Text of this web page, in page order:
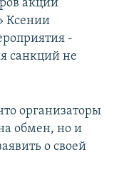
акции
Ксении
-
санкций не
организаторы
обмен, но и
о своей